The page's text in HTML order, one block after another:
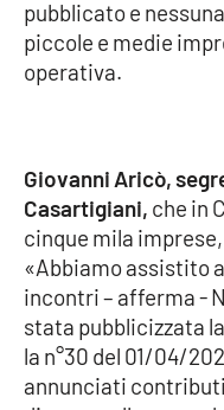
Editoriali
Cronaca
Cultura
Economia e Lavoro
Politica
pubblicato e
piccole e medie
operativa.
Giovanni Aricò,
Casartigiani, che in
cinque mila
«Abbiamo assistito
incontri – afferma -
stata pubblicizzata
la n°30 del 01/04/
annunciati